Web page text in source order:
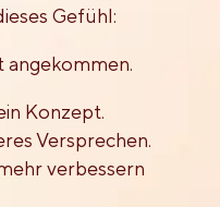
Gefühl:
angekommen.
Konzept.
Versprechen.
verbessern